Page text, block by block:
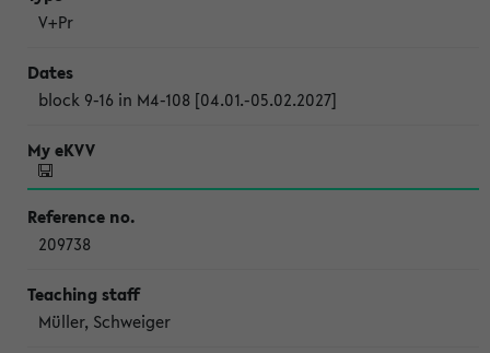
V+Pr
block 9-16 in M4-108 [04.01.-05.02.2027]
209738
Müller, Schweiger